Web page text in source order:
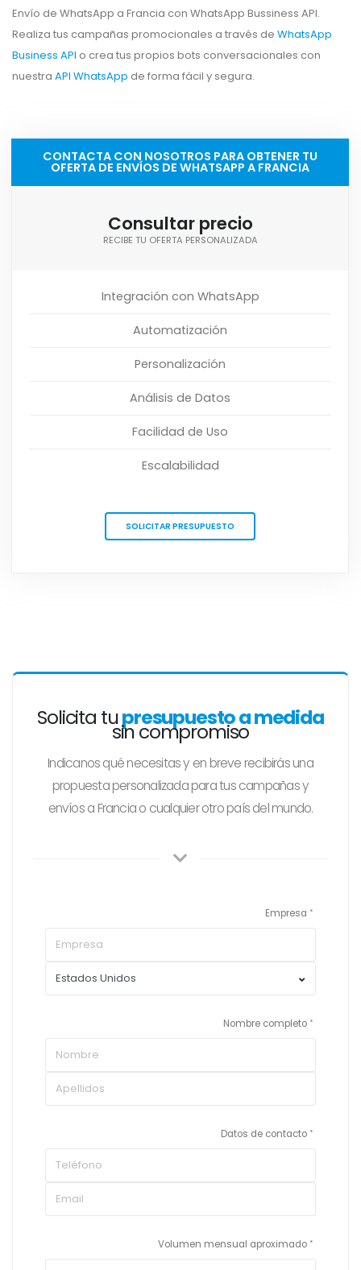
Envío de WhatsApp a Francia con WhatsApp Bussiness API.
Realiza tus campañas promocionales a través de WhatsApp
Business API o crea tus propios bots conversacionales con
nuestra API WhatsApp de forma fácil y segura.
CONTACTA CON NOSOTROS PARA OBTENER TU
OFERTA DE ENVÍOS DE WHATSAPP A FRANCIA
Consultar precio
RECIBE TU OFERTA PERSONALIZADA
Integración con WhatsApp
Automatización
Personalización
Análisis de Datos
Facilidad de Uso
Escalabilidad
SOLICITAR PRESUPUESTO
Solicita tupresupuesto a medida
sin compromiso
Indicanos qué necesitas y en breve recibirás una
propuesta personalizada para tus campañas y
envíos a Francia o cualquier otro país del mundo.
Empresa
Nombre completo
Datos de contacto
Volumen mensual aproximado